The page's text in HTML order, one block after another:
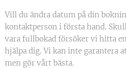
Vill du ändra datum på din
kontaktperson i första hand.
vara fullbokad försöker vi hitta
hjälpa dig. Vi kan inte garantera
men gör vårt bästa.